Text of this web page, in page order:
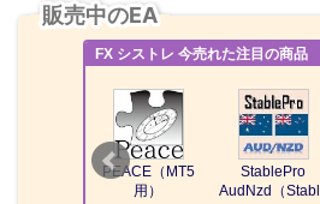
販売中のEA